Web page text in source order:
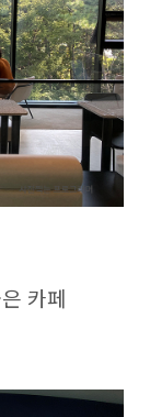
카페